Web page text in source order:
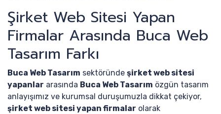
Şirket Web Sitesi Yapan
Firmalar Arasında Buca Web
Tasarım Farkı
Buca Web Tasarım sektöründe şirket web sitesi
yapanlar arasında Buca Web Tasarım özgün tasarım
anlayışımız ve kurumsal duruşumuzla dikkat çekiyor,
şirket web sitesi yapan firmalar olarak